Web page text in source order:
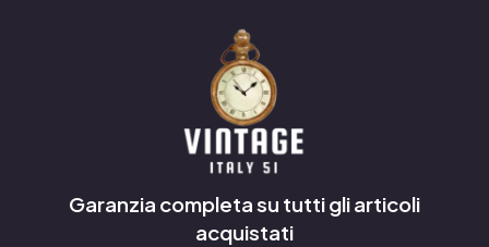
Garanzia completa su tutti gli articoli
acquistati